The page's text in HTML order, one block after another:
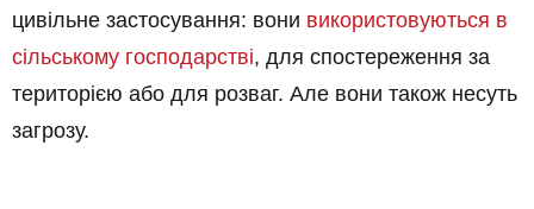
цивільне застосування: вони використовуються в
сільському господарстві, для спостереження за
територією або для розваг. Але вони також несуть
загрозу.